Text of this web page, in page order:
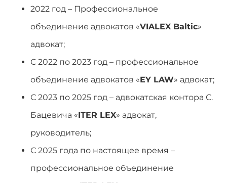
2022 год – Профессиональное
объединение адвокатов «VIALEX Baltic»
адвокат;
С 2022 по 2023 год – профессиональное
объединение адвокатов «EY LAW» адвокат;
С 2023 по 2025 год – адвокатская контора С.
Бацевича «ITER LEX» адвокат,
руководитель;
С 2025 года по настоящее время –
профессиональное объединение